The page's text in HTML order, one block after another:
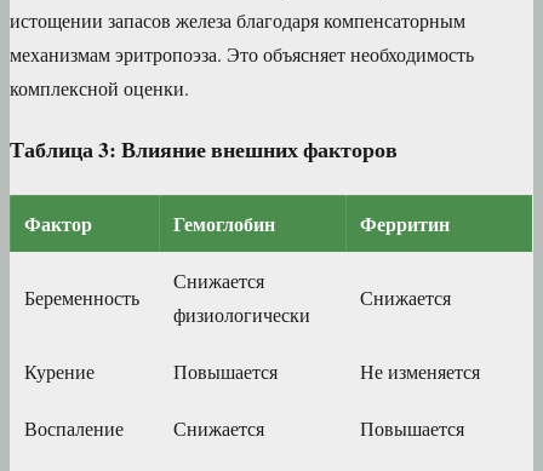
истощении запасов железа благодаря компенсаторным
механизмам эритропоэза. Это объясняет необходимость
комплексной оценки.
Таблица 3: Влияние внешних факторов
Фактор Гемоглобин Ферритин
Беременность
Снижается
физиологически
Снижается
Курение Повышается Не изменяется
Воспаление Снижается Повышается